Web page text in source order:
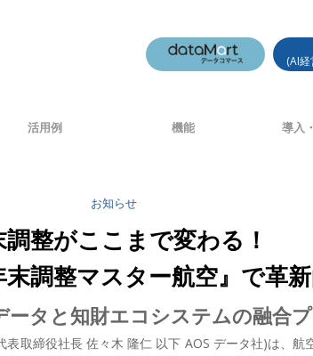
(AI
活用例 機能 導入
お知らせ
調整がここまで変わる！
調整マスター航空』で革
タと知財エコシステムの融合
取締役社長 佐々木 隆仁 以下 AOS データ社)は、